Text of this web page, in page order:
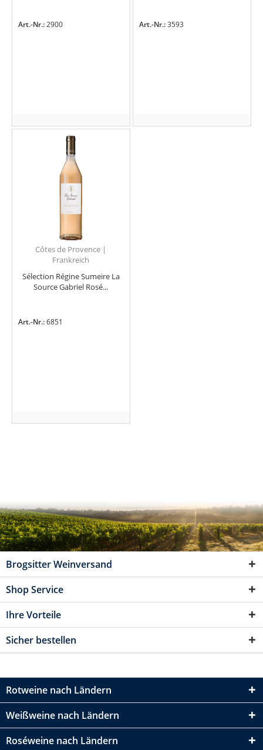
Art.-Nr.:2900 Art.-Nr.:3593
Côtes de Provence |
Frankreich
Sélection Régine Sumeire La
Source Gabriel Rosé...
Art.-Nr.:6851
Brogsitter Weinversand
Shop Service
Ihre Vorteile
Sicher bestellen
Rotweine nach Ländern
Weißweine nach Ländern
Roséweine nach Ländern